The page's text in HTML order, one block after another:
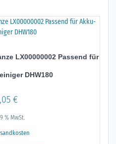
LX00000002 Passend für
DHW180
€
% MwSt.